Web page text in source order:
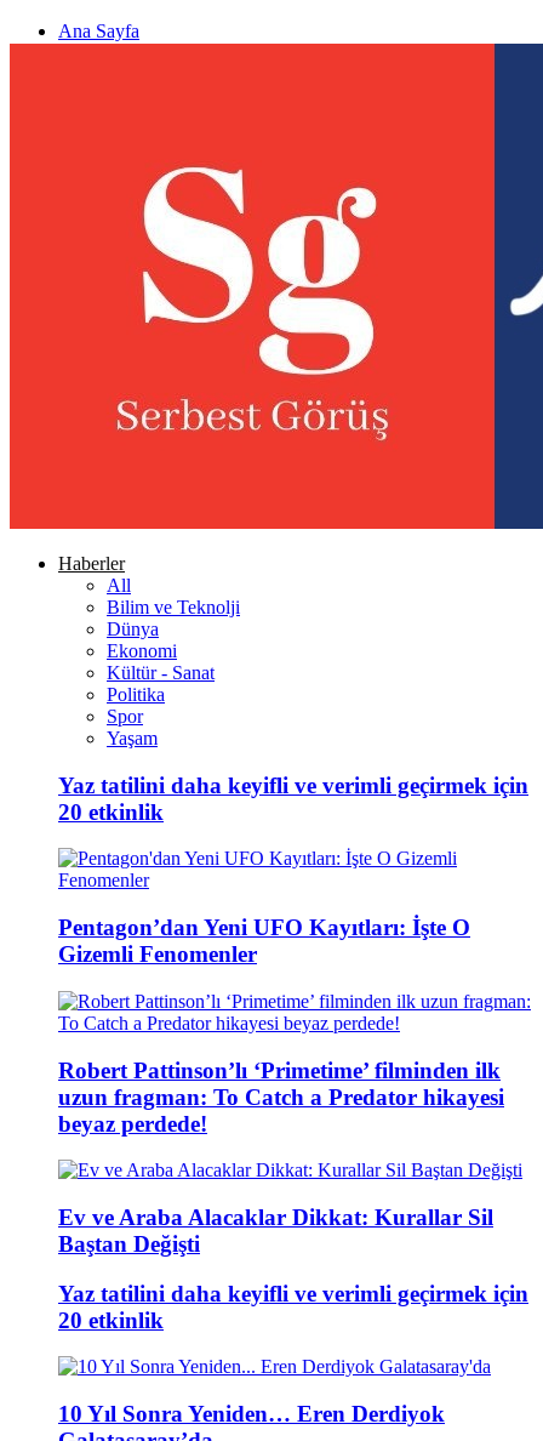
Ana Sayfa
Haberler
All
Bilim ve Teknolji
Dünya
Ekonomi
Kültür - Sanat
Politika
Spor
Yaşam
Yaz tatilini daha keyifli ve verimli geçirmek için
20 etkinlik
Pentagon’dan Yeni UFO Kayıtları: İşte O
Gizemli Fenomenler
Robert Pattinson’lı ‘Primetime’ filminden ilk
uzun fragman: To Catch a Predator hikayesi
beyaz perdede!
Ev ve Araba Alacaklar Dikkat: Kurallar Sil
Baştan Değişti
Yaz tatilini daha keyifli ve verimli geçirmek için
20 etkinlik
10 Yıl Sonra Yeniden… Eren Derdiyok